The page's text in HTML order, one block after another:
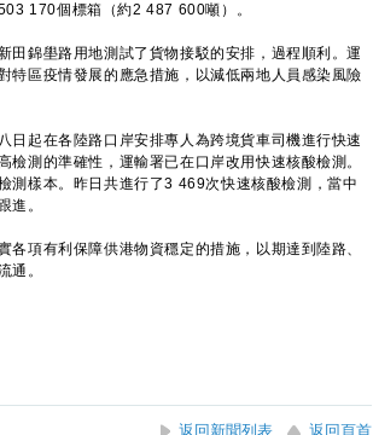
170個標箱（約2 487 600噸）。
錦壆路用地測試了貨物接駁的安排，過程順利。運
特區疫情發展的應急措施，以減低兩地人員感染風險
起在各陸路口岸安排專人為跨境貨車司機進行快速
測的準確性，運輸署已在口岸改用快速核酸檢測。
測樣本。昨日共進行了3 469次快速核酸檢測，當中
進。
項有利保障供港物資穩定的措施，以期達到陸路、
通。
返回新聞列表 返回頁首